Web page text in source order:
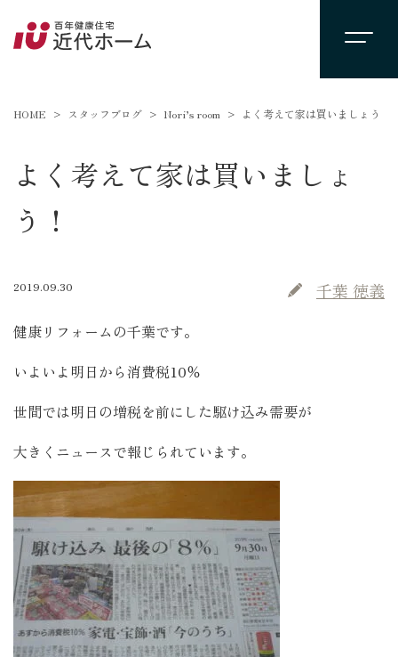
HOME スタッフブログ Nori’s room よく考えて家は買いましょう！
よく考えて家は買いましょ
う！
2019.09.30 千葉 徳義
健康リフォームの千葉です。
いよいよ明日から消費税10％
世間では明日の増税を前にした駆け込み需要が
大きくニュースで報じられています。